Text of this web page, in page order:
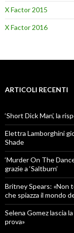
X Factor 2015
X Factor 2016
ARTICOLI RECENTI
‘Short Dick Man’, la
Elettra Lamborghini
Shade
‘Murder On The
grazie a ‘Saltburn’
Britney Spears: «Non
che spiazza il mondo
Selena Gomez lascia
prova»